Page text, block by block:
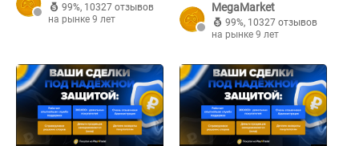
99%, 10327 отзывов
на рынке 9 лет
MegaMarket
99%, 10327 отзывов
на рынке 9 лет